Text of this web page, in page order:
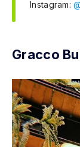
Instagram:
Gracco